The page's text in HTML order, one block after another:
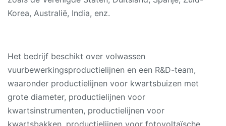
Korea, Australië, India, enz.
Het bedrijf beschikt over volwassen
vuurbewerkingsproductielijnen en een R&D-team,
waaronder productielijnen voor kwartsbuizen met
grote diameter, productielijnen voor
kwartsinstrumenten, productielijnen voor
kwartsbakken, productielijnen voor fotovoltaïsche